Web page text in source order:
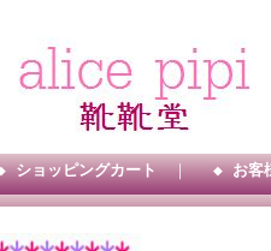
ショッピングカート ｜ ◆ お客